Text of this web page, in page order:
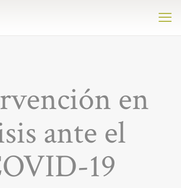
en
ante el
19